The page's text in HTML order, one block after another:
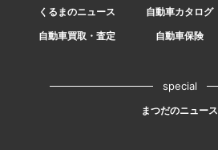
くるまのニュース 自動車カタログ
自動車買取・査定
自動車保険
special
まつだのニュース